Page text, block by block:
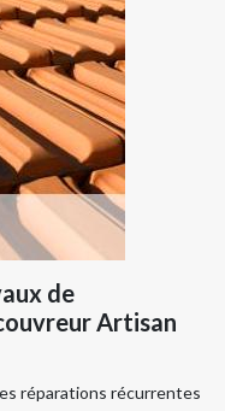
de
Artisan
réparations récurrentes